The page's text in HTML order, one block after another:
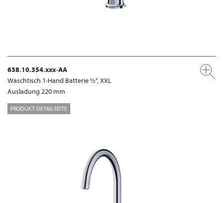
638.10.354.xxx-AA
Waschtisch 1-Hand Batterie ½“, XXL
Ausladung 220 mm
PRODUKT-DETAILSEITE